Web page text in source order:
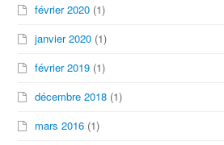
février 2020 (1)
janvier 2020 (1)
février 2019 (1)
décembre 2018 (1)
mars 2016 (1)